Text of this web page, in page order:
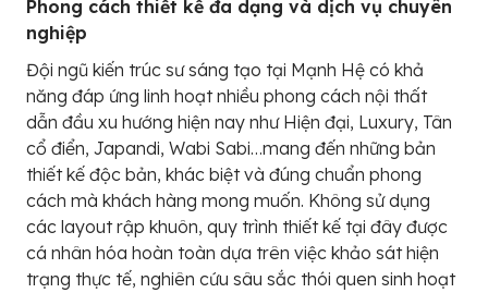
Phong cách thiết kế đa dạng và dịch vụ chuyên
nghiệp
Đội ngũ kiến trúc sư sáng tạo tại Mạnh Hệ có khả
năng đáp ứng linh hoạt nhiều phong cách nội thất
dẫn đầu xu hướng hiện nay như Hiện đại, Luxury, Tân
cổ điển, Japandi, Wabi Sabi…mang đến những bản
thiết kế độc bản, khác biệt và đúng chuẩn phong
cách mà khách hàng mong muốn. Không sử dụng
các layout rập khuôn, quy trình thiết kế tại đây được
cá nhân hóa hoàn toàn dựa trên việc khảo sát hiện
trạng thực tế, nghiên cứu sâu sắc thói quen sinh hoạt